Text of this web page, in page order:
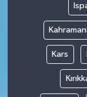
Kars